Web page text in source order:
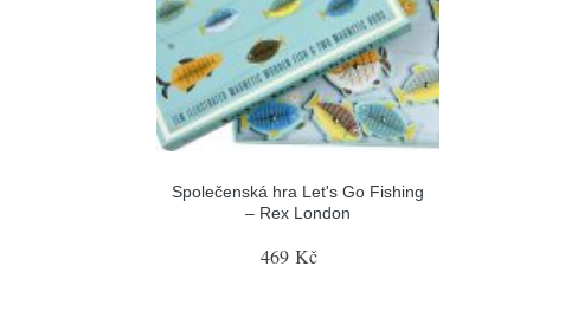
Společenská hra Let's Go Fishing
– Rex London
469 Kč